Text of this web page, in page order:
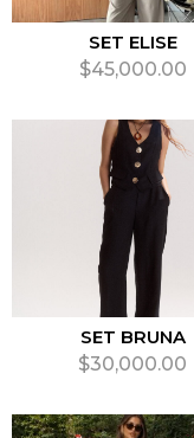
SET ELISE
$45,000.00
SET BRUNA
$30,000.00